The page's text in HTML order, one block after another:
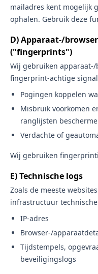
mailadres kent mogelijk
ophalen. Gebruik deze
D) Apparaat-/
("fingerprints")
Wij gebruiken
fingerprint-achtige
Pogingen koppelen
Misbruik voorkomen
ranglijsten
Verdachte of
Wij gebruiken
E) Technische logs
Zoals de meeste
infrastructuur
IP-adres
Browser-/
Tijdstempels,
beveiligingslogs